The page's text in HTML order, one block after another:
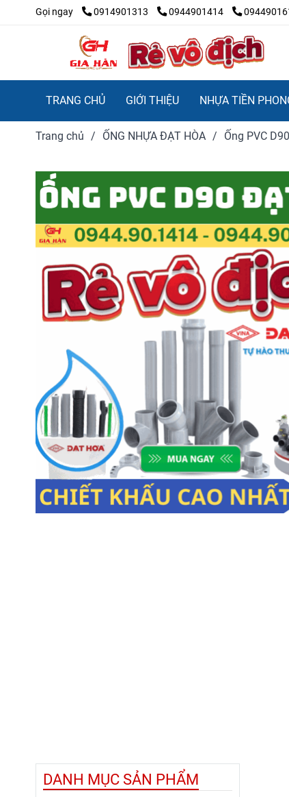
Gọi ngay 0914901313 0944901414
TRANG CHỦ GIỚI THIỆU NHỰA TIỀN
Trang chủ / ỐNG NHỰA ĐẠT HÒA / Ống PVC
DANH MỤC SẢN PHẨM